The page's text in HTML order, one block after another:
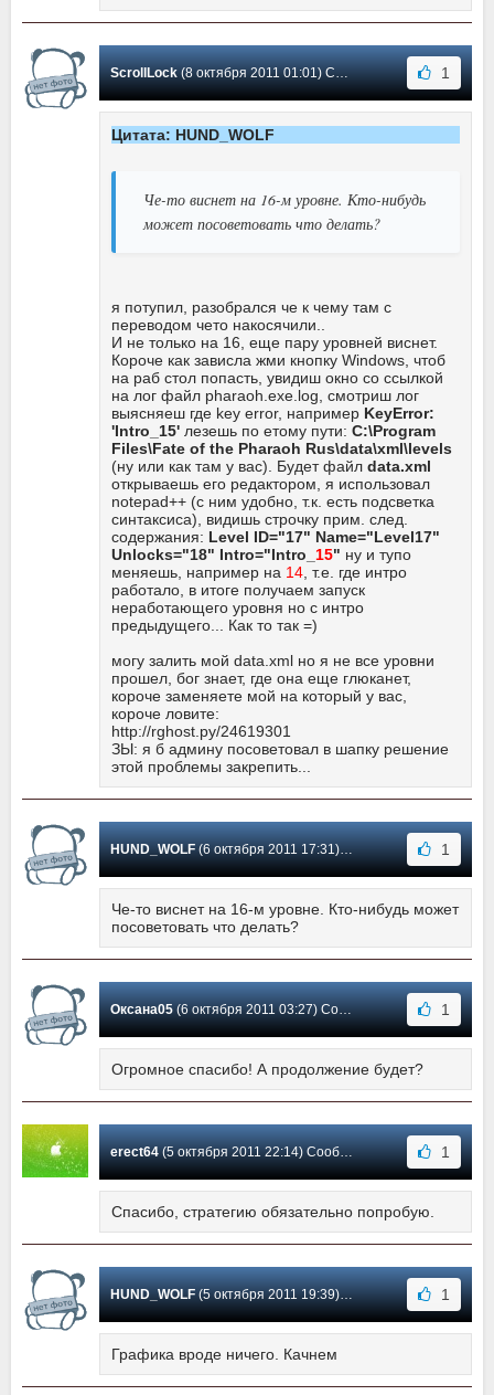
ScrollLock(8 октября 2011 01:01) Сообщение #5 1
Цитата: HUND_WOLF
Че-то виснет на 16-м уровне. Кто-нибудь
может посоветовать что делать?
я потупил, разобрался че к чему там с
переводом чето накосячили..
И не только на 16, еще пару уровней виснет.
Короче как зависла жми кнопку Windows, чтоб
на раб стол попасть, увидиш окно со ссылкой
на лог файл pharaoh.exe.log, смотриш лог
выясняеш где key error, например KeyError:
'Intro_15' лезешь по етому пути: C:\Program
Files\Fate of the Pharaoh Rus\data\xml\levels
(ну или как там у вас). Будет файл data.xml
открываешь его редактором, я использовал
notepad++ (c ним удобно, т.к. есть подсветка
синтаксиса), видишь строчку прим. след.
содержания: Level ID="17" Name="Level17"
Unlocks="18" Intro="Intro_ 15" ну и тупо
меняешь, например на 14 , т.е. где интро
работало, в итоге получаем запуск
неработающего уровня но с интро
предыдущего... Как то так =)
могу залить мой data.xml но я не все уровни
прошел, бог знает, где она еще глюканет,
короче заменяете мой на который у вас,
короче ловите:
http://rghost.ру/24619301
ЗЫ: я б админу посоветовал в шапку решение
этой проблемы закрепить...
HUND_WOLF(6 октября 2011 17:31) Сообщение #4 1
Че-то виснет на 16-м уровне. Кто-нибудь может
посоветовать что делать?
Оксана05(6 октября 2011 03:27) Сообщение #3 1
Огромное спасибо! А продолжение будет?
erect64(5 октября 2011 22:14) Сообщение #2 1
Спасибо, стратегию обязательно попробую.
HUND_WOLF(5 октября 2011 19:39) Сообщение #1 1
Графика вроде ничего. Качнем